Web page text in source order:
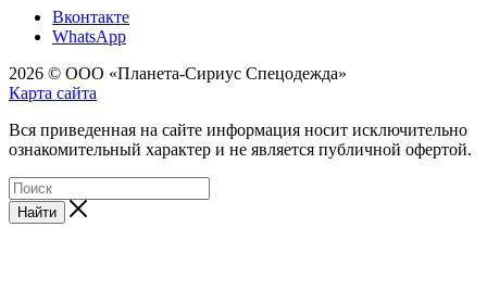
Вконтакте
WhatsApp
2026 © ООО «Планета-Сириус Спецодежда»
Карта сайта
Вся приведенная на сайте информация носит исключительно
ознакомительный характер и не является публичной офертой.
Найти